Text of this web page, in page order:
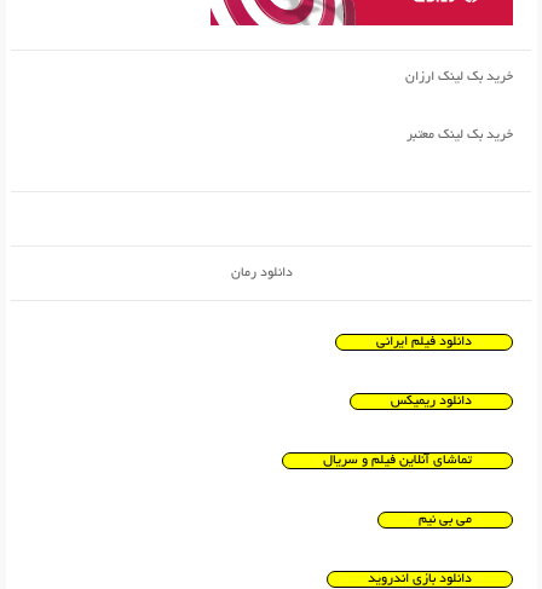
خرید بک لینک ارزان
خرید بک لینک معتبر
دانلود رمان
دانلود فیلم ایرانی
دانلود ریمیکس
تماشای آنلاین فیلم و سریال
می بی نیم
دانلود بازی اندروید